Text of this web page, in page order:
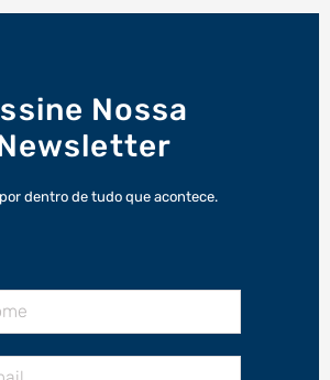
Nossa
dentro de tudo que acontece.